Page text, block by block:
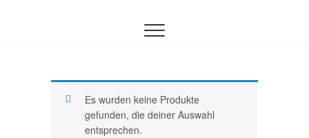
Es wurden keine Produkte
gefunden, die deiner Auswahl
entsprechen.